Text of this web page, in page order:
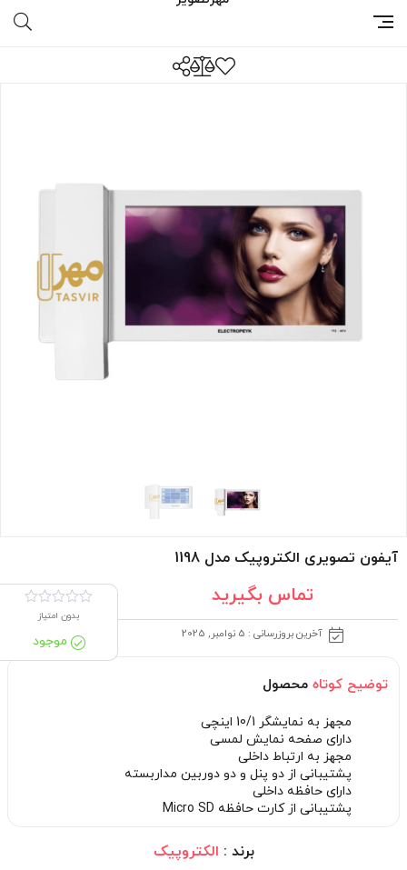
آیفون تصویری الکتروپیک مدل 1198
تماس بگیرید
آخرین بروزرسانی : 5 نوامبر, 2025
بدون امتیاز
موجود
توضیح کوتاه محصول
مجهز به نمایشگر 10/1 اینچی
دارای صفحه نمایش لمسی
مجهز به ارتباط داخلی
پشتیبانی از دو پنل و دو دوربین مداربسته
دارای حافظه داخلی
پشتیبانی از کارت حافظه Micro SD
برند : الکتروپیک